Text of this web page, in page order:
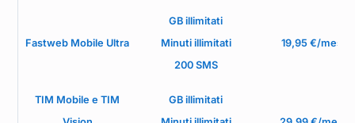
Fastweb Mobile Ultra
GB illimitati
Minuti illimitati
200 SMS
19,95 €/mese
TIM Mobile e TIM
GB illimitati